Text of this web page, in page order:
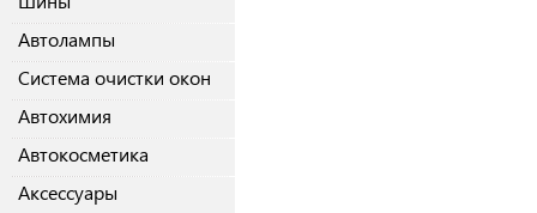
Автолампы
Система очистки окон
Автохимия
Автокосметика
Аксессуары